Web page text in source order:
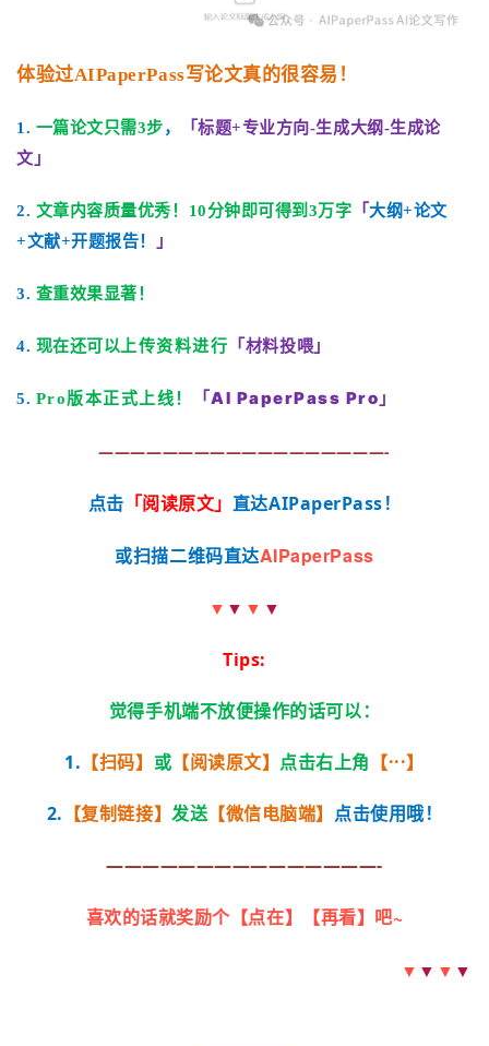
体验过AIPaperPass写论文真的很容易！
1. 一篇论文只需3步，
「标题+专业方向-生成大纲-生成论
文」
2. 文章内容质量优秀！10分钟即可得到3万字 「 大纲+论文
+文献+开题报告！
」
3. 查重效果显著！
4. 现在还可以 上传资料进行 「材料投喂」
5. Pro版本正式上线！ 「AI PaperPass Pro」
——————————————————-
点击 「阅读原文」 直达AIPaperPass！
或扫描二维码直达AIPaperPass
▼ ▼ ▼ ▼
Tips:
觉得手机端不放便操作的话可以：
1. 【扫码】 或 【阅读原文】 点击右上角 【···】
2. 【复制链接】发送【微信电脑端】 点击使用哦！
———————————————-
喜欢的话就奖励个【点在】【再看】吧~
▼ ▼ ▼ ▼